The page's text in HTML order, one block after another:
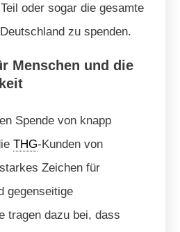
oder sogar die gesamte
zu spenden.
Menschen und die
Spende von knapp
THG-Kunden von
Zeichen für
gegenseitige
tragen dazu bei, dass